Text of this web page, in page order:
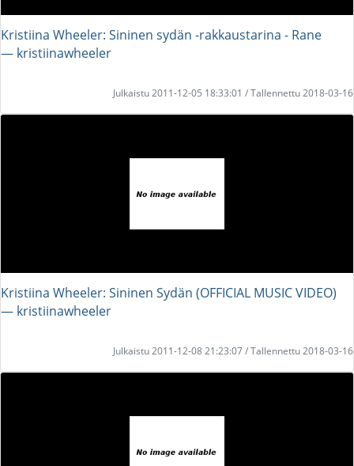
Kristiina Wheeler: Sininen sydän -rakkaustarina - Rane
― kristiinawheeler
Julkaistu 2011-12-05 18:33:01 / Tallennettu 2018-03-16
Kristiina Wheeler: Sininen Sydän (OFFICIAL MUSIC VIDEO)
― kristiinawheeler
Julkaistu 2011-12-08 21:23:07 / Tallennettu 2018-03-16